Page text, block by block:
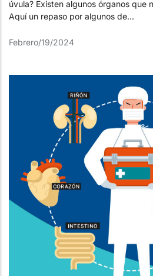
úvula? Existen algunos órganos que
Aquí un repaso por algunos de...
Febrero/19/2024